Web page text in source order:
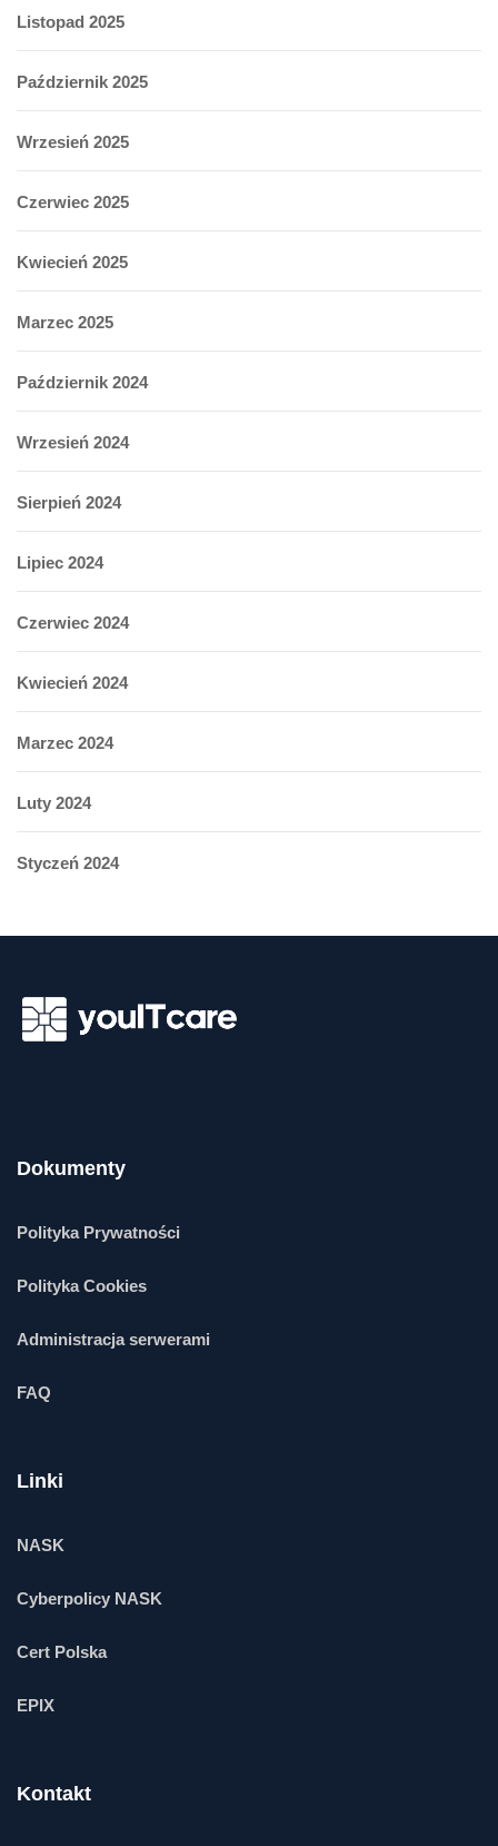
Listopad 2025
Październik 2025
Wrzesień 2025
Czerwiec 2025
Kwiecień 2025
Marzec 2025
Październik 2024
Wrzesień 2024
Sierpień 2024
Lipiec 2024
Czerwiec 2024
Kwiecień 2024
Marzec 2024
Luty 2024
Styczeń 2024
Dokumenty
Polityka Prywatności
Polityka Cookies
Administracja serwerami
FAQ
Linki
NASK
Cyberpolicy NASK
Cert Polska
EPIX
Kontakt